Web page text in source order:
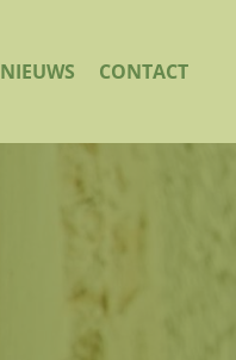
NIEUWS CONTACT